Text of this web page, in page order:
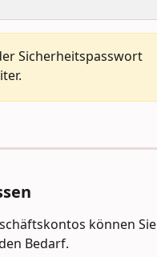
Sicherheitspasswort
können Sie
Bedarf.